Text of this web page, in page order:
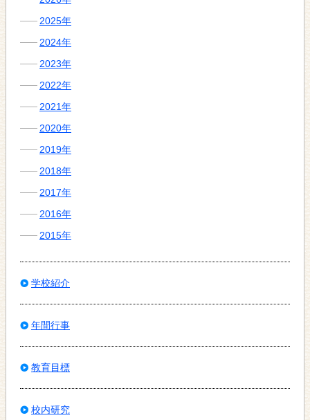
2025年
2024年
2023年
2022年
2021年
2020年
2019年
2018年
2017年
2016年
2015年
学校紹介
年間行事
教育目標
校内研究